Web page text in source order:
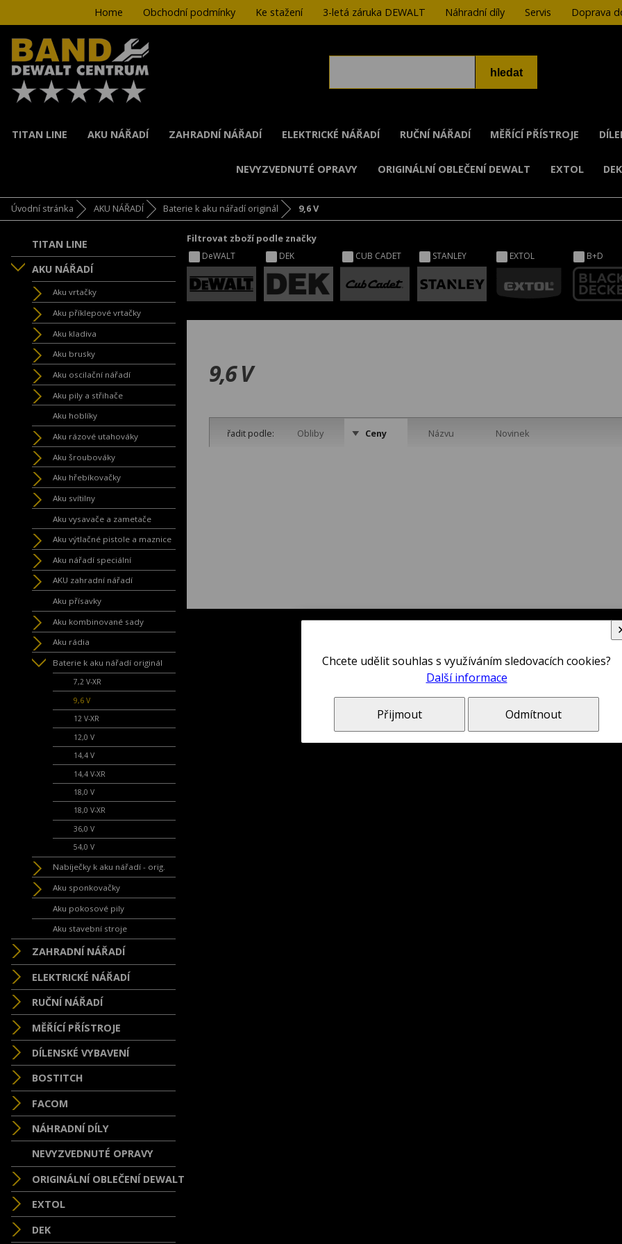
Home Obchodní podmínky Ke stažení 3-letá záruka DEWALT Náhradní díly Servis Doprava
TITAN LINE AKU NÁŘADÍ ZAHRADNÍ NÁŘADÍ ELEKTRICKÉ NÁŘADÍ RUČNÍ NÁŘADÍ MĚŘÍCÍ PŘÍSTROJE
NEVYZVEDNUTÉ OPRAVY ORIGINÁLNÍ OBLEČENÍ DEWALT EXTOL DEK
Úvodní stránka AKU NÁŘADÍ Baterie k aku nářadí originál 9,6 V
TITAN LINE
AKU NÁŘADÍ
Aku vrtačky
Aku příklepové vrtačky
Aku kladiva
Aku brusky
Aku oscilační nářadí
Aku pily a střihače
Aku hoblíky
Aku rázové utahováky
Aku šroubováky
Aku hřebíkovačky
Aku svítilny
Aku vysavače a zametače
Aku výtlačné pistole a maznice
Aku nářadí speciální
AKU zahradní nářadí
Aku přísavky
Aku kombinované sady
Aku rádia
Baterie k aku nářadí originál
7,2 V-XR
9,6 V
12 V-XR
12,0 V
14,4 V
14,4 V-XR
18,0 V
18,0 V-XR
36,0 V
54,0 V
Nabíječky k aku nářadí - orig.
Aku sponkovačky
Aku pokosové pily
Aku stavební stroje
ZAHRADNÍ NÁŘADÍ
ELEKTRICKÉ NÁŘADÍ
RUČNÍ NÁŘADÍ
MĚŘÍCÍ PŘÍSTROJE
DÍLENSKÉ VYBAVENÍ
BOSTITCH
FACOM
NÁHRADNÍ DÍLY
NEVYZVEDNUTÉ OPRAVY
ORIGINÁLNÍ OBLEČENÍ DEWALT
EXTOL
DEK
Filtrovat zboží podle značky
DeWALT DEK CUB CADET STANLEY EXTOL B+D
9,6 V
řadit podle: Obliby Ceny Názvu Novinek
Chcete udělit souhlas s využíváním sledovacích cookies?
Další informace
Přijmout Odmítnout